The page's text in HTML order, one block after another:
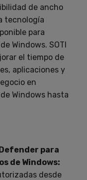
de ancho
tecnología
para
Windows. SOTI
el tiempo de
aplicaciones y
en
Windows hasta
para
de Windows:
desde